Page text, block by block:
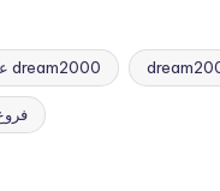
dream2000 عنوان
فروع